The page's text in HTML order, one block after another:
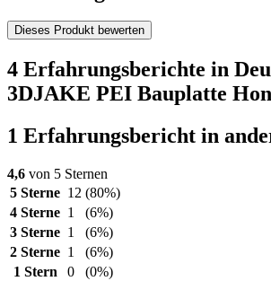
Dieses Produkt bewerten
4 Erfahrungsberichte in
3DJAKE PEI Bauplatte
1 Erfahrungsbericht in
4,6 von 5 Sternen
5 Sterne 12 (80%)
4 Sterne 1
(6%)
3 Sterne 1
(6%)
2 Sterne 1
(6%)
1 Stern
0 (0%)